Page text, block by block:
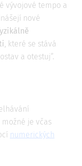
vývojové tempo a
nové
, které se stává
a otestuj“.
je včas
numerických